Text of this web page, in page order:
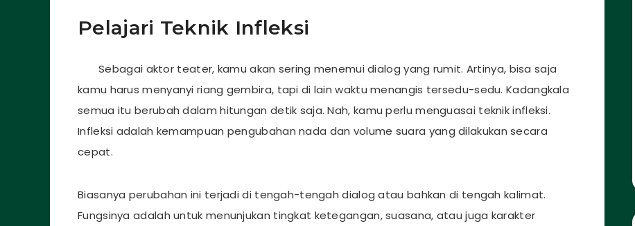
Pelajari Teknik Infleksi
Sebagai aktor teater, kamu akan sering menemui dialog yang rumit. Artinya, bisa saja
kamu harus menyanyi riang gembira, tapi di lain waktu menangis tersedu-sedu. Kadangkala
semua itu berubah dalam hitungan detik saja. Nah, kamu perlu menguasai teknik infleksi.
Infleksi adalah kemampuan pengubahan nada dan volume suara yang dilakukan secara
cepat.
Biasanya perubahan ini terjadi di tengah-tengah dialog atau bahkan di tengah kalimat.
Fungsinya adalah untuk menunjukan tingkat ketegangan, suasana, atau juga karakter